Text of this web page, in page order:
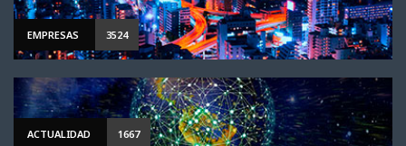
EMPRESAS 3524
ACTUALIDAD 1667